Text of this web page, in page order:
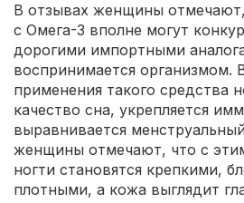
В отзывах женщины
с Омега-3 вполне могут
дорогими импортными
воспринимается организмом.
применения такого средства
качество сна, укрепляется
выравнивается
женщины отмечают, что с
ногти становятся крепкими,
плотными, а кожа выглядит